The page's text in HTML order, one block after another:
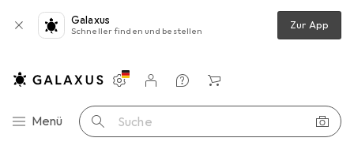
Galaxus
Schneller finden und bestellen Zur App
Navigation nach Kategorien
Menü Suche
Einstellungen
Kundenkonto
Vergleichslisten
Merklisten
Warenkorb